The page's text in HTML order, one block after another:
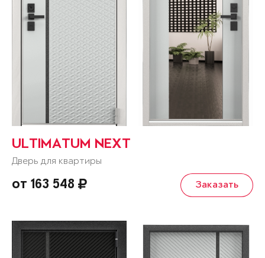
ULTIMATUM NEXT
Дверь для квартиры
от 163 548 Заказать